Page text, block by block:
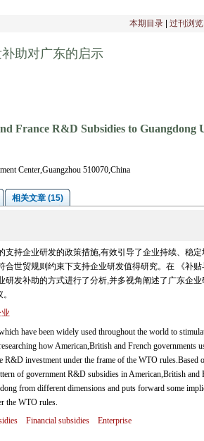
本期目录 过刊浏览
助对广东的启示
France R&D Subsidies to Guangdong
Center,Guangzhou 510070,China
相关文章 (15)
支持企业研发的政策措施,有效引导了企业持续、稳
合世贸规则约束下支持企业研发值得研究。在 《补
发补助的方式进行了分析,并多视角阐述了广东企
have been widely used throughout the world to
how American,British and French governments
R&D investment under the frame of the WTO
of government R&D subsidies in American,British and
from different dimensions and puts forward some
the WTO rules.
Financial subsidies Enterprise